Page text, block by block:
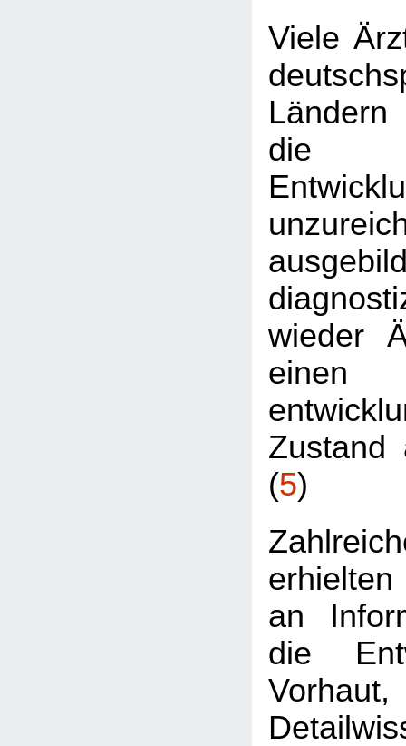
Viele
die
wieder
einen
Zustand
(5)
an
die